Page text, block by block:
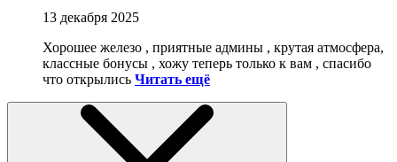
13 декабря 2025
Хорошее железо , приятные админы , крутая атмосфера,
классные бонусы , хожу теперь только к вам , спасибо
что открылись Читать ещё